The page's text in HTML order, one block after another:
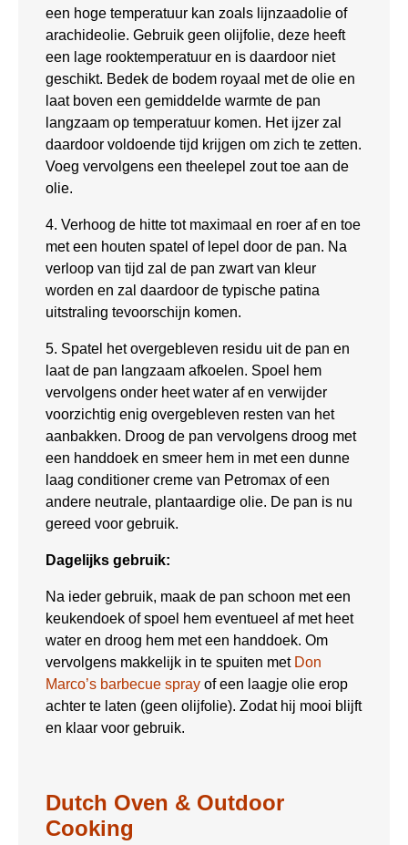
een hoge temperatuur kan zoals lijnzaadolie of
arachideolie. Gebruik geen olijfolie, deze heeft
een lage rooktemperatuur en is daardoor niet
geschikt. Bedek de bodem royaal met de olie en
laat boven een gemiddelde warmte de pan
langzaam op temperatuur komen. Het ijzer zal
daardoor voldoende tijd krijgen om zich te zetten.
Voeg vervolgens een theelepel zout toe aan de
olie.
4. Verhoog de hitte tot maximaal en roer af en toe
met een houten spatel of lepel door de pan. Na
verloop van tijd zal de pan zwart van kleur
worden en zal daardoor de typische patina
uitstraling tevoorschijn komen.
5. Spatel het overgebleven residu uit de pan en
laat de pan langzaam afkoelen. Spoel hem
vervolgens onder heet water af en verwijder
voorzichtig enig overgebleven resten van het
aanbakken. Droog de pan vervolgens droog met
een handdoek en smeer hem in met een dunne
laag conditioner creme van Petromax of een
andere neutrale, plantaardige olie. De pan is nu
gereed voor gebruik.
Dagelijks gebruik:
Na ieder gebruik, maak de pan schoon met een
keukendoek of spoel hem eventueel af met heet
water en droog hem met een handdoek. Om
vervolgens makkelijk in te spuiten met Don
Marco’s barbecue spray of een laagje olie erop
achter te laten (geen olijfolie). Zodat hij mooi blijft
en klaar voor gebruik.
Dutch Oven & Outdoor
Cooking